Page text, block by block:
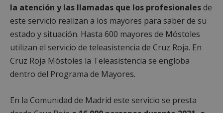
la atención y las llamadas que los profesionalesde
este servicio realizan a los mayores para saber de su
estado y situación. Hasta 600 mayores de Móstoles
utilizan el servicio de teleasistencia de Cruz Roja. En
Cruz Roja Móstoles la Teleasistencia se engloba
dentro del Programa de Mayores.
En la Comunidad de Madrid este servicio se presta